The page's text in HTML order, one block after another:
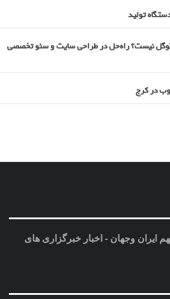
تولید
نیست؟ راه‌حل در طراحی سایت و سئو تخصصی
در کرج
ایران وجهان - اخبار خبرگزاری های